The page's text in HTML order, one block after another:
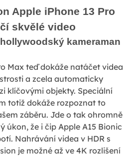
Apple iPhone 13 Pro
skvělé video
kameraman
Max teď dokáže natáčet videa
a zcela automaticky
klíčovými objekty. Speciální
totiž dokáže rozpoznat to
záběru. Jde o tak ohromně
úkon, že i čip Apple A15 Bionic
Nahrávání videa v HDR s
je možné až ve 4K rozlišení